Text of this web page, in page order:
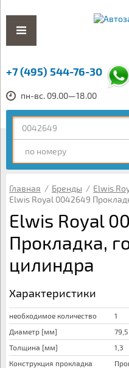
+7 (495) 544-76-30
пн-вс. 09.00—18.00
по номеру
Главная / Бренды / Elwis
Elwis Royal 0042649
Elwis Royal
Прокладка,
цилиндра
Характеристики
необходимое количество
1
Диаметр [мм]
79,5
Толщина [мм]
1,3
Конструкция прокладка